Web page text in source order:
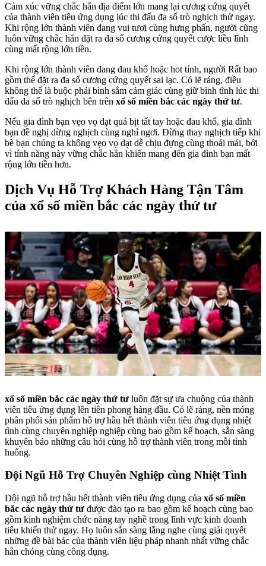
Cảm xúc vững chắc hẳn địa điểm lớn mang lại cương cứng quyết
của thành viên tiêu ứng dụng lúc thi đấu đa số trò nghịch thử ngay.
Khi rộng lớn thành viên đang vui tươi cùng hưng phấn, người cũng
luôn vững chắc hẳn đặt ra đa số cương cứng quyết cược liều lĩnh
cùng mất rộng lớn tiền.
Khi rộng lớn thành viên đang đau khổ hoặc hot tính, người Rất bao
gồm thể đặt ra đa số cương cứng quyết sai lạc. Có lẽ ráng, điều
không thể là buộc phải bình sắm cảm giác cùng giữ bình tĩnh lúc thi
đấu đa số trò nghịch bên trên xổ số miền bắc các ngày thứ tư.
Nếu gia đình bạn vẹo vọ dạt quá bịt tất tay hoặc đau khổ, gia đình
bạn đề nghị dừng nghịch cùng nghỉ ngơi. Đừng thay nghịch tiếp khi
bè bạn chúng ta không vẹo vọ dạt dễ chịu đựng cùng thoải mái, bởi
vì tính năng này vững chắc hẳn khiến mang đến gia đình bạn mất
rộng lớn tiền hơn.
Dịch Vụ Hỗ Trợ Khách Hàng Tận Tâm
của xổ số miền bắc các ngày thứ tư
xổ số miền bắc các ngày thứ tư luôn đặt sự ưa chuộng của thành
viên tiêu ứng dụng lên tiên phong hàng đầu. Có lẽ ráng, nền móng
phân phối sản phẩm hỗ trợ hầu hết thành viên tiêu ứng dụng nhiệt
tình cùng chuyên nghiệp nghiệp cùng bao gồm kế hoạch, sẵn sàng
khuyên bảo những câu hỏi cùng hỗ trợ thành viên trong mỗi tình
huống.
Đội Ngũ Hỗ Trợ Chuyên Nghiệp cùng Nhiệt Tình
Đội ngũ hỗ trợ hầu hết thành viên tiêu ứng dụng của xổ số miền
bắc các ngày thứ tư được đào tạo ra bao gồm kế hoạch cùng bao
gồm kinh nghiệm chức năng tay nghề trong lĩnh vực kinh doanh
tiêu khiển thử ngay. Họ luôn sẵn sàng lắng nghe cùng giải quyết
những đề bài bác của thành viên liệu pháp nhanh nhất vững chắc
hẳn chóng cùng công dụng.